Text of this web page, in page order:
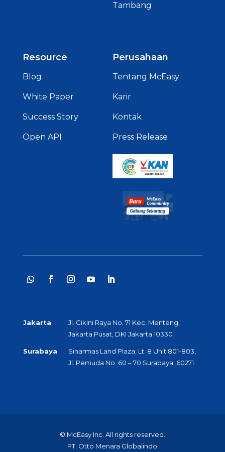
Tambang
Resource
Blog
White Paper
Success Story
Open API
Perusahaan
Tentang McEasy
Karir
Kontak
Press Release
Jakarta
Jl. Cikini Raya No. 71 Kec, Menteng,
Jakarta Pusat, DKI Jakarta 10330
Surabaya
Sinarmas Land Plaza, Lt. 8 Unit 801-803,
Jl. Pemuda No. 60 – 70 Surabaya, 60271
© McEasy Inc. All rights reserved.
PT. Otto Menara Globalindo